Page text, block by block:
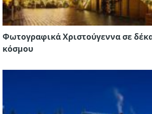
Φωτογραφικά Χριστούγεννα σε
κόσμου